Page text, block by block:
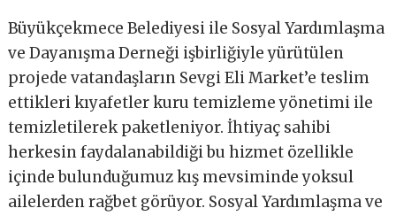
Büyükçekmece Belediyesi ile Sosyal Yardımlaşma
ve Dayanışma Derneği işbirliğiyle yürütülen
projede vatandaşların Sevgi Eli Market’e teslim
ettikleri kıyafetler kuru temizleme yönetimi ile
temizletilerek paketleniyor. İhtiyaç sahibi
herkesin faydalanabildiği bu hizmet özellikle
içinde bulunduğumuz kış mevsiminde yoksul
ailelerden rağbet görüyor. Sosyal Yardımlaşma ve